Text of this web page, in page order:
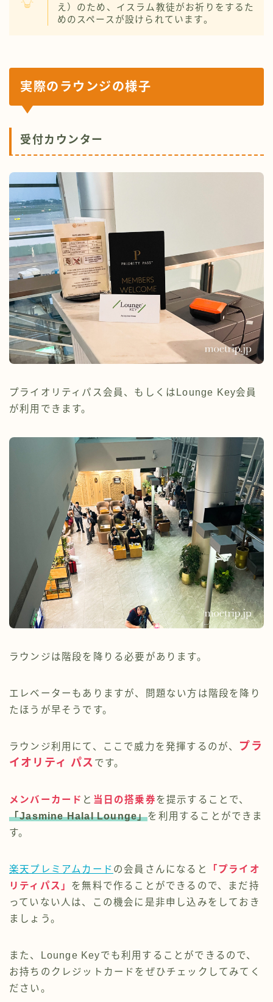
え）のため、イスラム教徒がお祈りをするた
めのスペースが設けられています。
実際のラウンジの様子
受付カウンター
プライオリティパス会員、もしくはLounge Key会員
が利用できます。
ラウンジは階段を降りる必要があります。
エレベーターもありますが、問題ない方は階段を降り
たほうが早そうです。
ラウンジ利用にて、ここで威力を発揮するのが、 プラ
イオリティ パス です。
メンバーカード と 当日の搭乗券を提示することで、
「Jasmine Halal Lounge」を利用することができま
す。
楽天プレミアムカード の会員さんになると
「プライオ
リティパス」 を無料で作ることができるので、まだ持
っていない人は、この機会に是非申し込みをしておき
ましょう。
また、Lounge Keyでも利用することができるので、
お持ちのクレジットカードをぜひチェックしてみてく
ださい。